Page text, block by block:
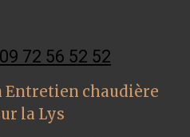
72 56 52 52
chaudière
la Lys